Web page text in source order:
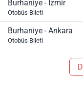
Burhaniye - İzmir
Otobüs Bileti
Burhaniye - Ankara
Otobüs Bileti